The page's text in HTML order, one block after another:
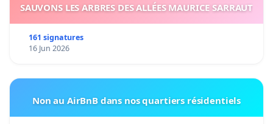
SAUVONS LES ARBRES DES ALLÉES MAURICE SARRAUT
161 signatures
16 Jun 2026
Non au AirBnB dans nos quartiers résidentiels